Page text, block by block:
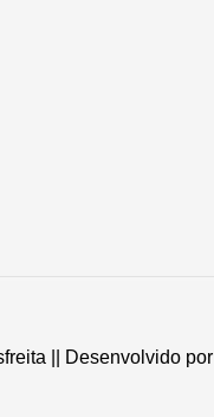
|| Desenvolvido por